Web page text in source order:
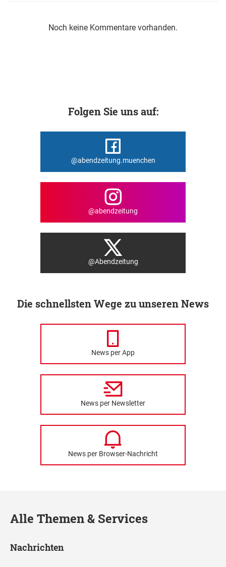
Noch keine Kommentare vorhanden.
Folgen Sie uns auf:
@abendzeitung.muenchen
@abendzeitung
@Abendzeitung
Die schnellsten Wege zu unseren News
News per App
News per Newsletter
News per Browser-Nachricht
Alle Themen & Services
Nachrichten